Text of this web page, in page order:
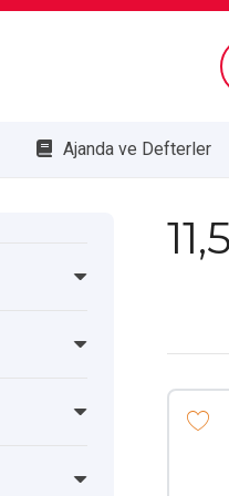
Ajanda ve Defterler